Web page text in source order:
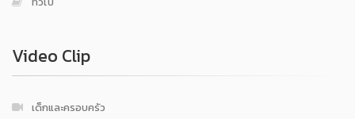
Video Clip
เด็กและครอบครัว